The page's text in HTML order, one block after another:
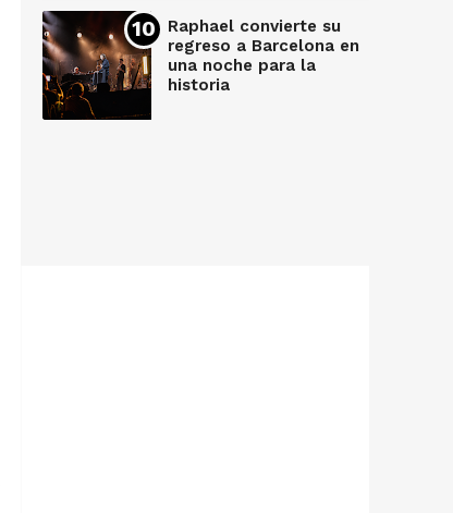
Raphael convierte su
regreso a Barcelona en
una noche para la
historia